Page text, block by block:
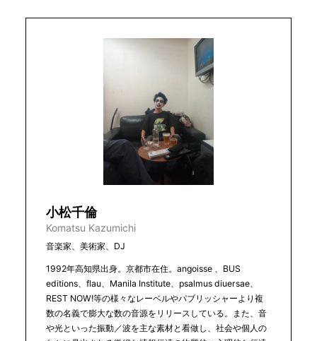
小松千倫
Komatsu Kazumichi
音楽家、美術家、DJ
1992年高知県出身。京都市在住。angoisse 、BUS
editions、flau、Manila Institute、psalmus diuersae、
REST NOW!等の様々なレーベルやパブリッシャーより複
数の名義で膨大な数の音源をリリースしている。また、音
や光といった振動／波を主な素材と看做し、社会や個人の